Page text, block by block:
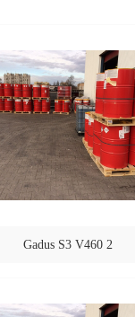
Gadus S3 V460 2